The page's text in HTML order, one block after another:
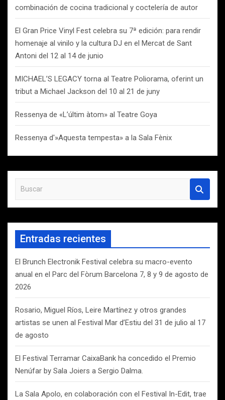
combinación de cocina tradicional y coctelería de autor
El Gran Price Vinyl Fest celebra su 7ª edición: para rendir
homenaje al vinilo y la cultura DJ en el Mercat de Sant
Antoni del 12 al 14 de junio
MICHAEL’S LEGACY torna al Teatre Poliorama, oferint un
tribut a Michael Jackson del 10 al 21 de juny
Ressenya de «L’últim àtom» al Teatre Goya
Ressenya d'»Aquesta tempesta» a la Sala Fènix
s
c
r
Entradas recientes
El Brunch Electronik Festival celebra su macro-evento
anual en el Parc del Fòrum Barcelona 7, 8 y 9 de agosto de
2026
Rosario, Miguel Ríos, Leire Martínez y otros grandes
artistas se unen al Festival Mar d’Estiu del 31 de julio al 17
de agosto
El Festival Terramar CaixaBank ha concedido el Premio
Nenúfar by Sala Joiers a Sergio Dalma.
La Sala Apolo, en colaboración con el Festival In-Edit, trae